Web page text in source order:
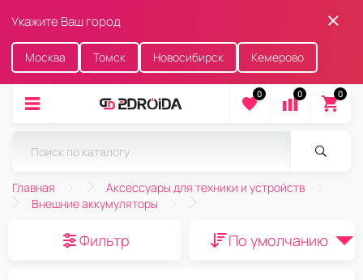
Укажите Ваш город
Москва Томск Новосибирск Кемерово
0 0 0
Главная
Аксессуары для техники и устройств
Внешние аккумуляторы
Фильтр По умолчанию